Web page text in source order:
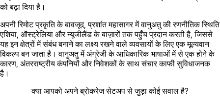
को बढ़ा दिया है।
अपनी रिमोट प्रकृति के बावजूद, प्रशांत महासागर में वानुअतु की रणनीतिक स्थिति
एशिया, ऑस्ट्रेलिया और न्यूजीलैंड के बाज़ारों तक पहुँच प्रदान करती है, जिससे
यह इन क्षेत्रों में संबंध बनाने का लक्ष्य रखने वाले व्यवसायों के लिए एक मूल्यवान
विकल्प बन जाता है। वानुअतु में अंग्रेजी के आधिकारिक भाषाओं में से एक होने के
कारण, अंतरराष्ट्रीय कंपनियों और निवेशकों के साथ संचार काफी सुविधाजनक
है।
क्या आपको अपने ब्रोकरेज सेटअप से जुड़ा कोई सवाल है?